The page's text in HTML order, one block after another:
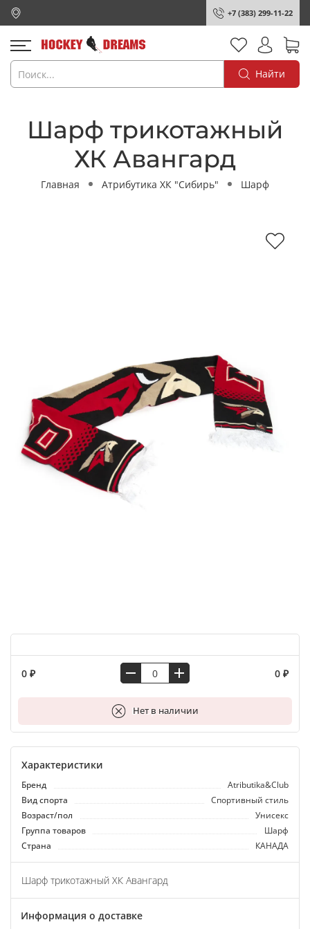
+7 (383) 299-11-22
Найти
Шарф трикотажный
ХК Авангард
Главная Атрибутика ХК "Сибирь" Шарф
0 ₽ 0 ₽
Нет в наличии
В корзину
Характеристики
Бренд
Atributika&Club
Вид спорта
Спортивный стиль
Возраст/пол
Унисекс
Группа товаров
Шарф
Страна
КАНАДА
Шарф трикотажный ХК Авангард
Информация о доставке